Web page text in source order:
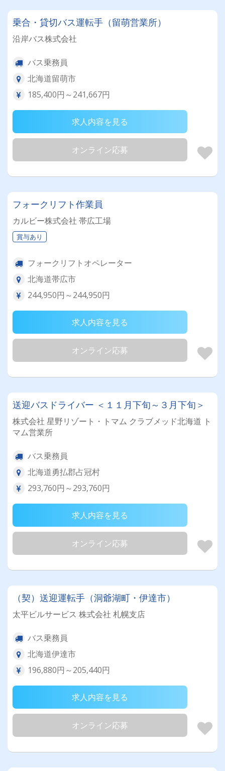
乗合・貸切バス運転手（留萌営業所）
沿岸バス株式会社
バス乗務員
北海道留萌市
185,400円～241,667円
求人内容を見る
オンライン応募
フォークリフト作業員
カルビー株式会社 帯広工場
賞与あり
フォークリフトオペレーター
北海道帯広市
244,950円～244,950円
求人内容を見る
オンライン応募
送迎バスドライバー ＜１１月下旬～３月下旬＞
株式会社 星野リゾート・トマム クラブメッド北海道 ト
マム営業所
バス乗務員
北海道勇払郡占冠村
293,760円～293,760円
求人内容を見る
オンライン応募
（契）送迎運転手（洞爺湖町・伊達市）
太平ビルサービス 株式会社 札幌支店
バス乗務員
北海道伊達市
196,880円～205,440円
求人内容を見る
オンライン応募